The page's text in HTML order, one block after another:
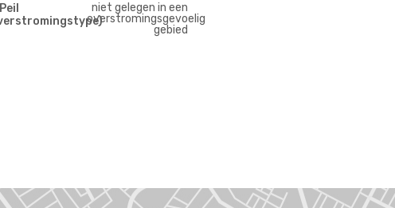
niet gelegen in een
overstromingsgevoelig
gebied